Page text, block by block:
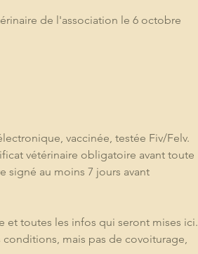
de l'association le 6 octobre
vaccinée, testée Fiv/Felv.
vétérinaire obligatoire avant toute
signé au moins 7 jours avant
et toutes les infos qui seront mises ici.
mais pas de covoiturage,